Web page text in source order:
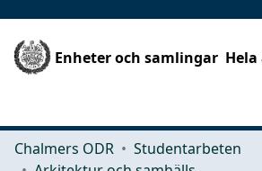
Enheter och samlingar
Chalmers ODR
Studentarbeten